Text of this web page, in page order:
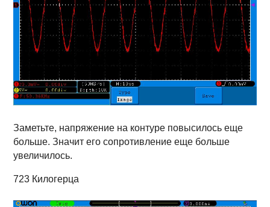
Заметьте, напряжение на контуре повысилось еще
больше. Значит его сопротивление еще больше
увеличилось.
723 Килогерца